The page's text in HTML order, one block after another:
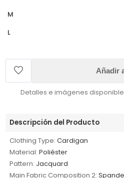
M
L
Añadir
Detalles e imágenes
Descripción del Producto
Clothing Type: Cardigan
Material: Poliéster
Pattern: Jacquard
Main Fabric Composition 2: